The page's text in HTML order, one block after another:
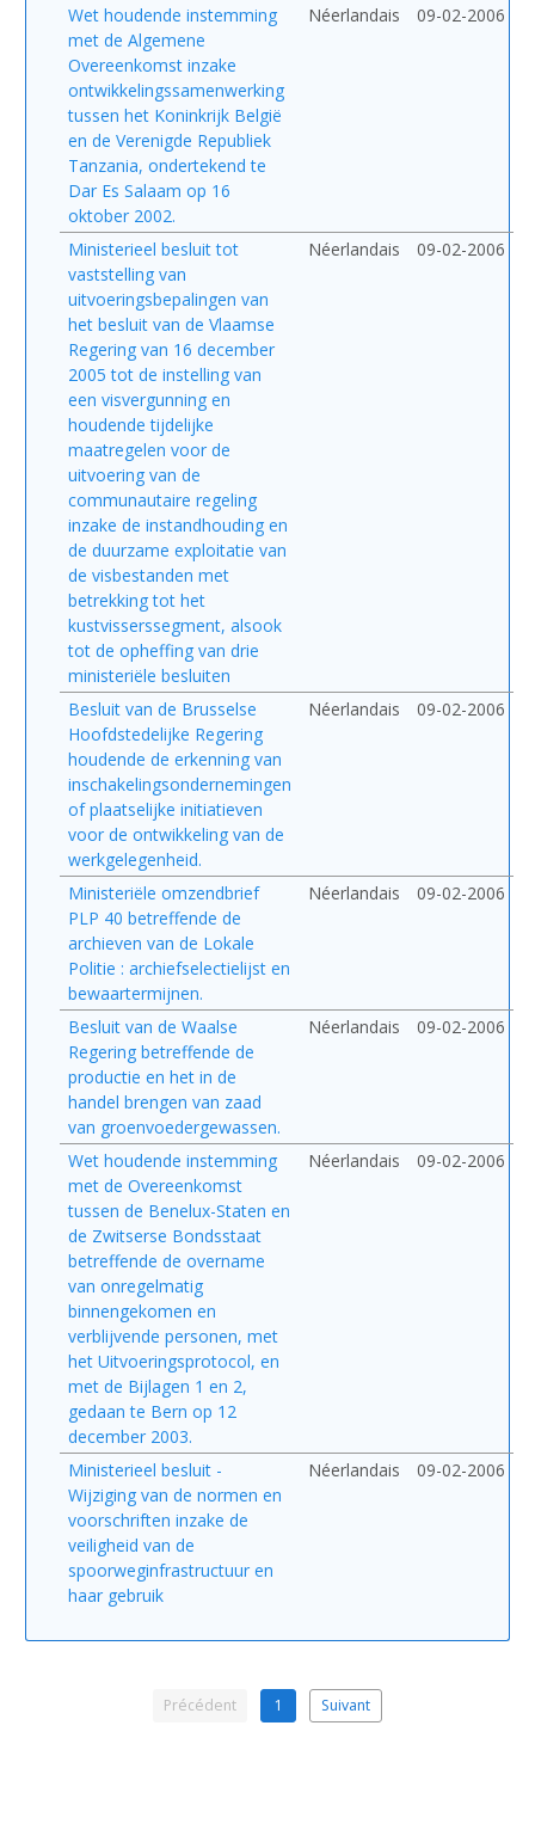
Wet houdende instemming
met de Algemene
Overeenkomst inzake
ontwikkelingssamenwerking
tussen het Koninkrijk België
en de Verenigde Republiek
Tanzania, ondertekend te
Dar Es Salaam op 16
oktober 2002.
Néerlandais 09-02-2006
Ministerieel besluit tot
vaststelling van
uitvoeringsbepalingen van
het besluit van de Vlaamse
Regering van 16 december
2005 tot de instelling van
een visvergunning en
houdende tijdelijke
maatregelen voor de
uitvoering van de
communautaire regeling
inzake de instandhouding en
de duurzame exploitatie van
de visbestanden met
betrekking tot het
kustvisserssegment, alsook
tot de opheffing van drie
ministeriële besluiten
Néerlandais 09-02-2006
Besluit van de Brusselse
Hoofdstedelijke Regering
houdende de erkenning van
inschakelingsondernemingen
of plaatselijke initiatieven
voor de ontwikkeling van de
werkgelegenheid.
Néerlandais 09-02-2006
Ministeriële omzendbrief
PLP 40 betreffende de
archieven van de Lokale
Politie : archiefselectielijst en
bewaartermijnen.
Néerlandais 09-02-2006
Besluit van de Waalse
Regering betreffende de
productie en het in de
handel brengen van zaad
van groenvoedergewassen.
Néerlandais 09-02-2006
Wet houdende instemming
met de Overeenkomst
tussen de Benelux-Staten en
de Zwitserse Bondsstaat
betreffende de overname
van onregelmatig
binnengekomen en
verblijvende personen, met
het Uitvoeringsprotocol, en
met de Bijlagen 1 en 2,
gedaan te Bern op 12
december 2003.
Néerlandais 09-02-2006
Ministerieel besluit -
Wijziging van de normen en
voorschriften inzake de
veiligheid van de
spoorweginfrastructuur en
haar gebruik
Néerlandais 09-02-2006
Précédent 1 Suivant